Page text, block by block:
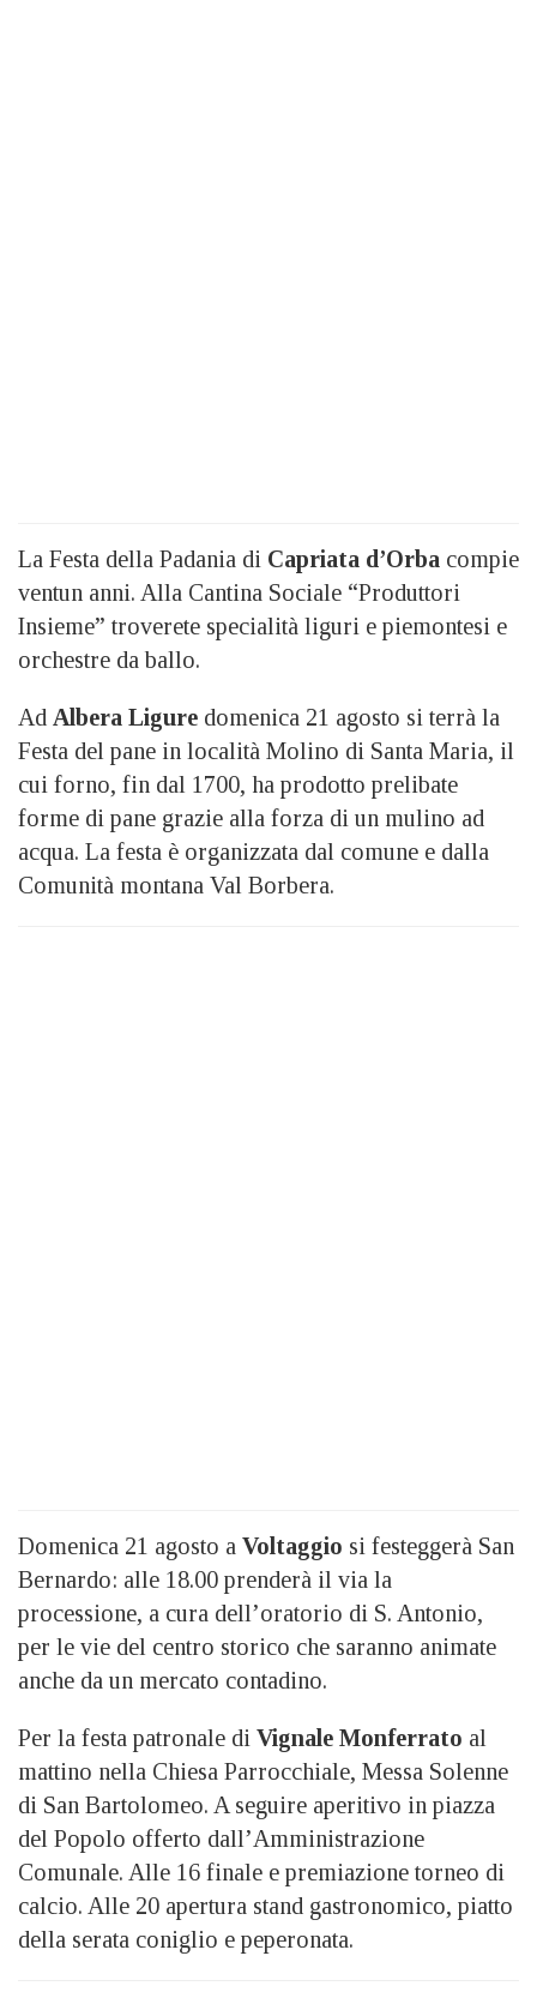
La Festa della Padania di Capriata d’Orba compie
ventun anni. Alla Cantina Sociale “Produttori
Insieme” troverete specialità liguri e piemontesi e
orchestre da ballo.
Ad Albera Ligure domenica 21 agosto si terrà la
Festa del pane in località Molino di Santa Maria, il
cui forno, fin dal 1700, ha prodotto prelibate
forme di pane grazie alla forza di un mulino ad
acqua. La festa è organizzata dal comune e dalla
Comunità montana Val Borbera.
Domenica 21 agosto a Voltaggio si festeggerà San
Bernardo: alle 18.00 prenderà il via la
processione, a cura dell’oratorio di S. Antonio,
per le vie del centro storico che saranno animate
anche da un mercato contadino.
Per la festa patronale di Vignale Monferrato al
mattino nella Chiesa Parrocchiale, Messa Solenne
di San Bartolomeo. A seguire aperitivo in piazza
del Popolo offerto dall’Amministrazione
Comunale. Alle 16 finale e premiazione torneo di
calcio. Alle 20 apertura stand gastronomico, piatto
della serata coniglio e peperonata.